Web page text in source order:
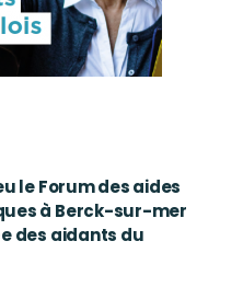
le Forum des aides
à Berck-sur-mer
des aidants du